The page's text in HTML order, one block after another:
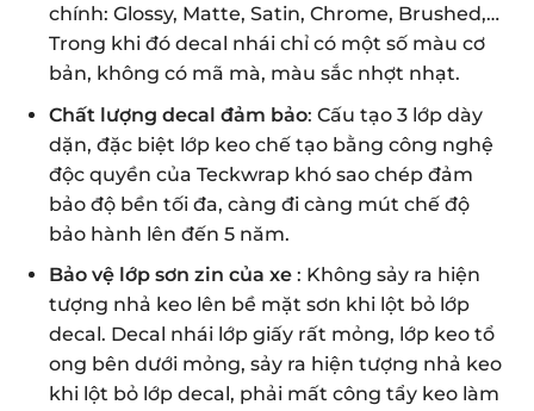
chính: Glossy, Matte, Satin, Chrome, Brushed,…
Trong khi đó decal nhái chỉ có một số màu cơ
bản, không có mã mà, màu sắc nhợt nhạt.
Chất lượng decal đảm bảo: Cấu tạo 3 lớp dày
dặn, đặc biệt lớp keo chế tạo bằng công nghệ
độc quyền của Teckwrap khó sao chép đảm
bảo độ bền tối đa, càng đi càng mút chế độ
bảo hành lên đến 5 năm.
Bảo vệ lớp sơn zin của xe: Không sảy ra hiện
tượng nhả keo lên bề mặt sơn khi lột bỏ lớp
decal. Decal nhái lớp giấy rất mỏng, lớp keo tổ
ong bên dưới mỏng, sảy ra hiện tượng nhả keo
khi lột bỏ lớp decal, phải mất công tẩy keo làm